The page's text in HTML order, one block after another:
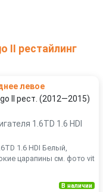
II рестайлинг
левое
II рест. (2012—2015)
1.6TD 1.6 HDI
1.6 HDI Белый,
царапины см. фото vit
В наличии